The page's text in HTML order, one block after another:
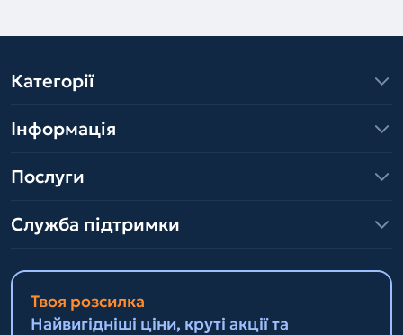
Категорії
Інформація
Послуги
Служба підтримки
Твоя розсилка
Найвигідніші ціни, круті акції та